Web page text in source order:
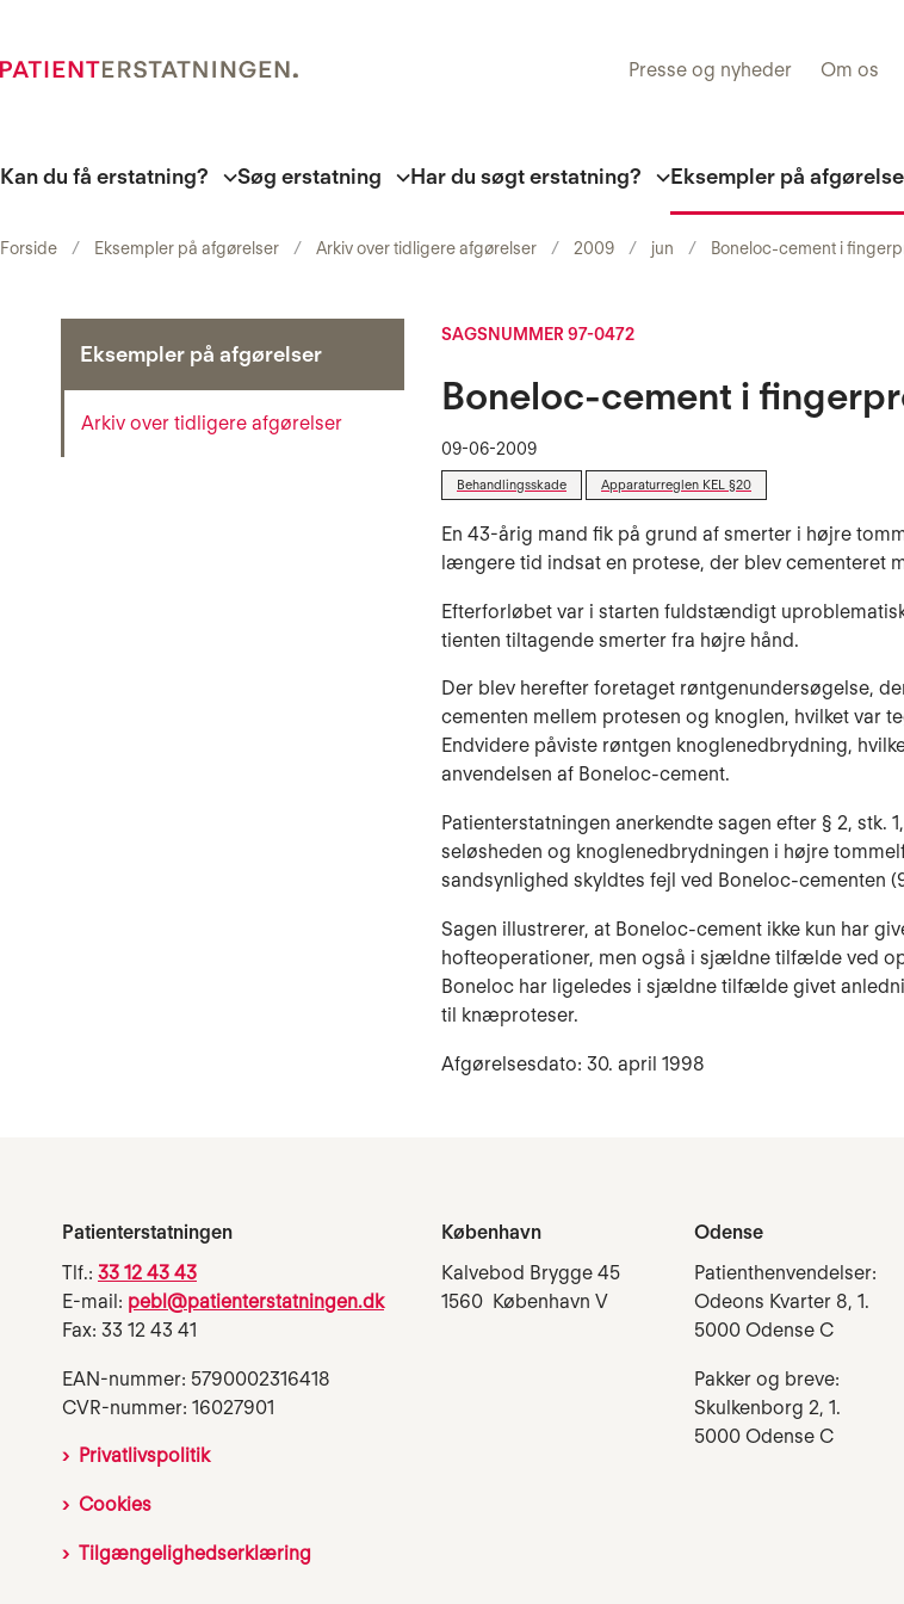
Presse og nyheder Om os
Kan du få erstatning? Søg erstatning Har du søgt erstatning? Eksempler på
Forside Eksempler på afgørelser Arkiv over tidligere afgørelser 2009 jun Boneloc-cement i
Eksempler på afgørelser
Arkiv over tidligere afgørelser
SAGSNUMMER 97-0472
Boneloc-cement i
09-06-2009
Behandlingsskade Apparaturreglen KEL §20
En 43-årig mand fik på grund af smerter i højre
længere tid indsat en protese, der blev cementeret
Efterforløbet var i starten fuldstændigt
tienten tilta­gende smerter fra højre hånd.
Der blev herefter foretaget røntgenundersøgelse,
cementen mellem protesen og knoglen, hvilket var
Endvidere påvi­ste røntgen knog­lenedbrydning,
anvendelsen af Boneloc-cement.
Patienterstatningen anerkendte sagen efter § 2, stk.
seløshe­den og knoglenedbrydningen i højre
sand­synlighed skyldtes fejl ved Boneloc-cementen
Sagen illustrerer, at Boneloc-cement ikke kun har
hofteoperati­oner, men også i sjældne tilfælde ved
Boneloc har li­geledes i sjældne tilfælde givet
til knæproteser.
Afgørelsesdato: 30. april 1998
Patienterstatningen
Tlf.: 33 12 43 43
E-mail: pebl@patienterstatningen.dk
Fax: 33 12 43 41
EAN-nummer: 5790002316418
CVR-nummer: 16027901
Privatlivspolitik
Cookies
Tilgængelighedserklæring
København
Kalvebod Brygge 45
1560 København V
Odense
Patienthenvendelser:
Odeons Kvarter 8, 1.
5000 Odense C
Pakker og breve:
Skulkenborg 2, 1.
5000 Odense C